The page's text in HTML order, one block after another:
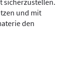
sicherzustellen.
und mit
den